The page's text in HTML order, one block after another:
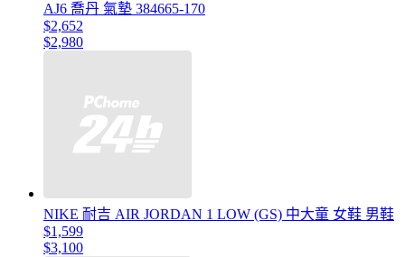
AJ6 喬丹 氣墊 384665-170
$2,652
$2,980
NIKE 耐吉 AIR JORDAN 1 LOW (GS) 中大童 女鞋 男鞋
$1,599
$3,100